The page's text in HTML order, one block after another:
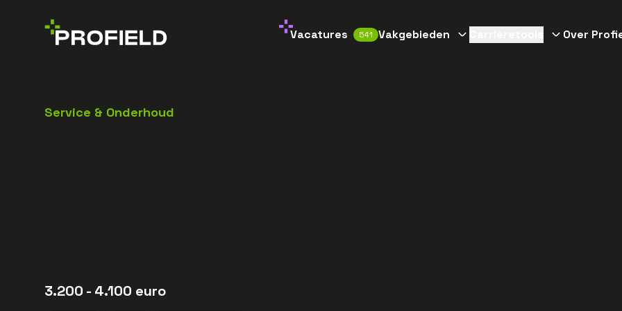
Vacatures 541 Vakgebieden Over
Service & Onderhoud
3.200 - 4.100 euro